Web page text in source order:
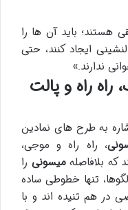
هستند؛ باید آن ها را
ایجاد کنند، حتی
ندارند.»
راه و پالت
به طرح های نمادین
، راه راه و موجی،
که بلافاصلهمیسونی را
تنها خطوطی ساده
در هم تنیده اند و با